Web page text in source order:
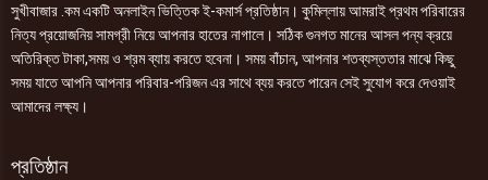
সুখীবাজার .কম একটি অনলাইন ভিত্তিক ই-কমার্স প্রতিষ্ঠান। কুমিল্লায় আমরাই প্রথম পরিবারের
নিত্য প্রয়োজনিয় সামগ্রী নিয়ে আপনার হাতের নাগালে। সঠিক গুনগত মানের আসল পন্য ক্রয়ে
অতিরিক্ত টাকা,সময় ও শ্রম ব্যায় করতে হবেনা। সময় বাঁচান, আপনার শতব্যস্ততার মাঝে কিছু
সময় যাতে আপনি আপনার পরিবার-পরিজন এর সাথে ব্যয় করতে পারেন সেই সুযোগ করে দেওয়াই
আমাদের লক্ষ্য।
প্রতিষ্ঠান